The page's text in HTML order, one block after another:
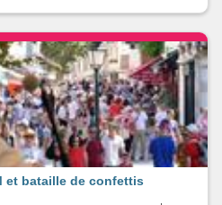
et bataille de confettis